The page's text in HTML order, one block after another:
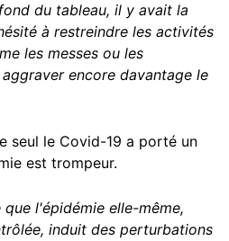
du tableau, il y avait la
à restreindre les activités
les messes ou les
encore davantage le
seul le Covid-19 a porté un
est trompeur.
l'épidémie elle-même,
induit des perturbations